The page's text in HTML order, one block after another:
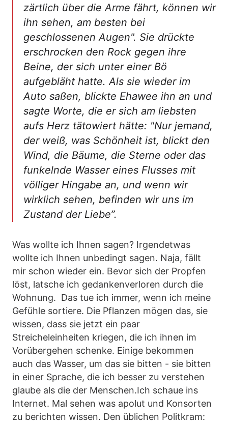
zärtlich über die Arme fährt, können wir
ihn sehen, am besten bei
geschlossenen Augen". Sie drückte
erschrocken den Rock gegen ihre
Beine, der sich unter einer Bö
aufgebläht hatte. Als sie wieder im
Auto saßen, blickte Ehawee ihn an und
sagte Worte, die er sich am liebsten
aufs Herz tätowiert hätte: "Nur jemand,
der weiß, was Schönheit ist, blickt den
Wind, die Bäume, die Sterne oder das
funkelnde Wasser eines Flusses mit
völliger Hingabe an, und wenn wir
wirklich sehen, befinden wir uns im
Zustand der Liebe”.
Was wollte ich Ihnen sagen? Irgendetwas
wollte ich Ihnen unbedingt sagen. Naja, fällt
mir schon wieder ein. Bevor sich der Propfen
löst, latsche ich gedankenverloren durch die
Wohnung. Das tue ich immer, wenn ich meine
Gefühle sortiere. Die Pflanzen mögen das, sie
wissen, dass sie jetzt ein paar
Streicheleinheiten kriegen, die ich ihnen im
Vorübergehen schenke. Einige bekommen
auch das Wasser, um das sie bitten - sie bitten
in einer Sprache, die ich besser zu verstehen
glaube als die der Menschen.Ich schaue ins
Internet. Mal sehen was apolut und Konsorten
zu berichten wissen. Den üblichen Politkram: